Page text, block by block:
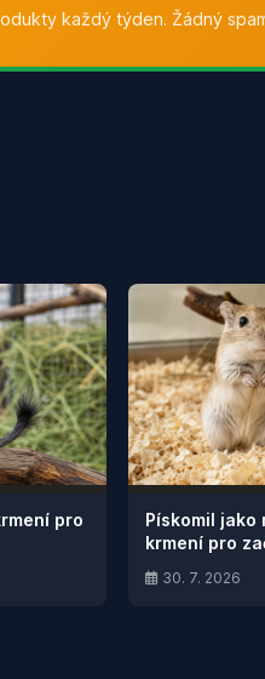
každý týden. Žádný
pro
Pískomil jako
krmení pro
30. 7. 2026